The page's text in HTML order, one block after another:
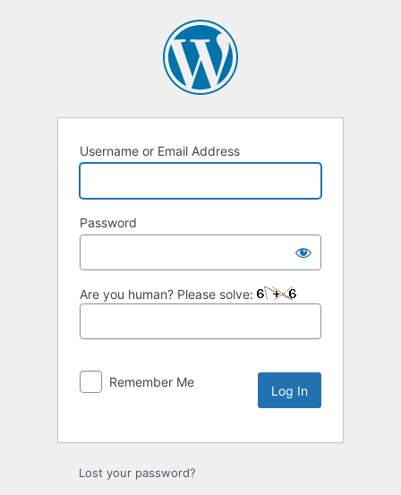
Username or Email Address
Password
Are you human? Please solve:
Remember Me
Lost your password?